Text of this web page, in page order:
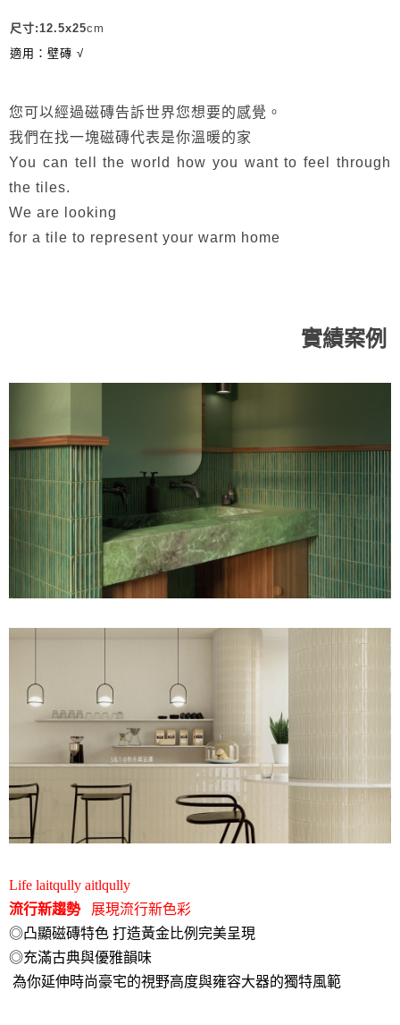
尺寸: 12.5x25cm
適用：壁磚 √
您可以經過磁磚告訴世界您想要的感覺。
我們在找一塊磁磚代表是你溫暖的家
You can tell the world how you want to feel through
the tiles.
We are looking
for a tile to represent your warm home
實績案例
Life laitqully aitlqully
流行新趨勢展現流行新色彩
◎凸顯磁磚特色 打造黃金比例完美呈現
◎充滿古典與優雅韻味
為你延伸時尚豪宅的視野高度與雍容大器的獨特風範